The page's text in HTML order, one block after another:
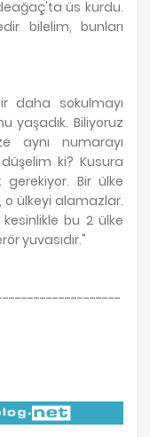
üs kurdu.
bilelim, bunları
daha sokulmayı
yaşadık. Biliyoruz
aynı numarayı
ki? Kusura
Bir ülke
o ülkeyi alamazlar.
bu 2 ülke
yuvasıdır."